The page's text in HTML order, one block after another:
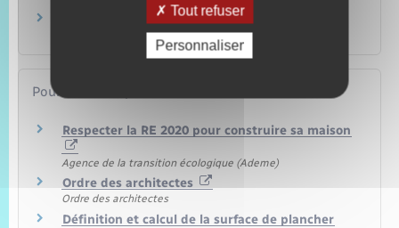
Taxe d'aménagement (TA)
Pour en savoir plus
Respecter la RE 2020 pour construire sa maison
Agence de la transition écologique (Ademe)
Ordre des architectes
Ordre des architectes
Définition et calcul de la surface de plancher
Tout refuser
Personnaliser